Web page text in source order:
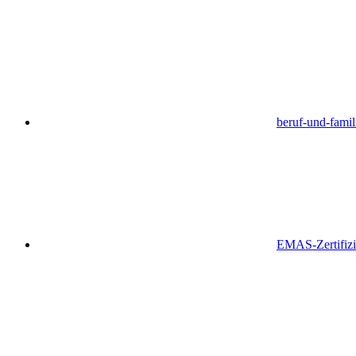
beruf-und-
EMAS-